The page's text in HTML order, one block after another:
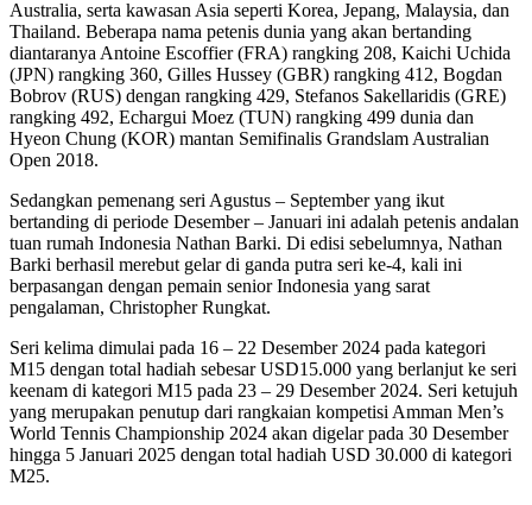
Australia, serta kawasan Asia seperti Korea, Jepang, Malaysia, dan
Thailand. Beberapa nama petenis dunia yang akan bertanding
diantaranya Antoine Escoffier (FRA) rangking 208, Kaichi Uchida
(JPN) rangking 360, Gilles Hussey (GBR) rangking 412, ⁠Bogdan
Bobrov (RUS) dengan rangking 429, ⁠Stefanos Sakellaridis (GRE)
rangking 492, ⁠Echargui Moez (TUN) rangking 499 dunia dan
Hyeon Chung (KOR) mantan Semifinalis Grandslam Australian
Open 2018.
Sedangkan pemenang seri Agustus – September yang ikut
bertanding di periode Desember – Januari ini adalah petenis andalan
tuan rumah Indonesia Nathan Barki. Di edisi sebelumnya, Nathan
Barki berhasil merebut gelar di ganda putra seri ke-4, kali ini
berpasangan dengan pemain senior Indonesia yang sarat
pengalaman, Christopher Rungkat.
Seri kelima dimulai pada 16 – 22 Desember 2024 pada kategori
M15 dengan total hadiah sebesar USD15.000 yang berlanjut ke seri
keenam di kategori M15 pada 23 – 29 Desember 2024. Seri ketujuh
yang merupakan penutup dari rangkaian kompetisi Amman Men’s
World Tennis Championship 2024 akan digelar pada 30 Desember
hingga 5 Januari 2025 dengan total hadiah USD 30.000 di kategori
M25.